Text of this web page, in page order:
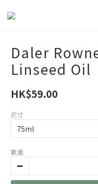
Daler
Linseed Oil
HK$59.00
尺寸
數量